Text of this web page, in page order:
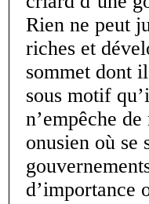
Rien ne peut
riches et
sommet dont
sous motif
n’empêche
onusien où se
d’importance